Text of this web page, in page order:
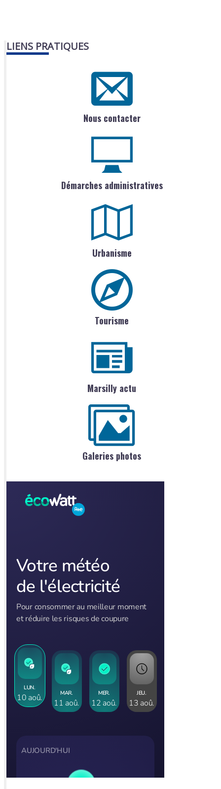
LIENS PRATIQUES
Nous contacter
Démarches administratives
Urbanisme
Tourisme
Marsilly actu
Galeries photos